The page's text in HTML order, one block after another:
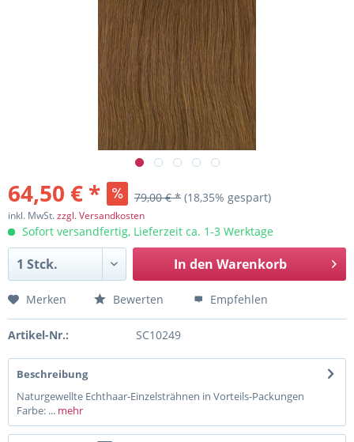
64,50 € * 79,00 € * (18,35% gespart)
inkl. MwSt.zzgl. Versandkosten
Sofort versandfertig, Lieferzeit ca. 1-3 Werktage
In den Warenkorb
Merken Bewerten Empfehlen
Artikel-Nr.: SC10249
Beschreibung
Naturgewellte Echthaar-Einzelsträhnen in Vorteils-Packungen
Farbe: ... mehr